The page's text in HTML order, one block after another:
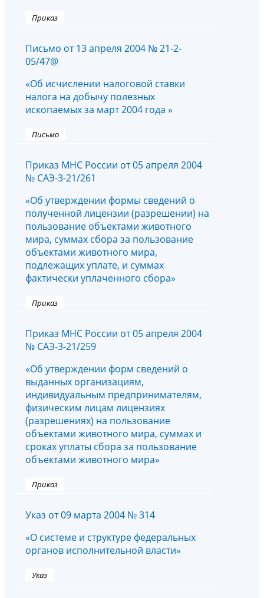
Приказ
Письмо от 13 апреля 2004 № 21-2-
05/47@
«Об исчислении налоговой ставки
налога на добычу полезных
ископаемых за март 2004 года »
Письмо
Приказ МНС России от 05 апреля 2004
№ САЭ-3-21/261
«Об утверждении формы сведений о
полученной лицензии (разрешении) на
пользование объектами животного
мира, суммах сбора за пользование
объектами животного мира,
подлежащих уплате, и суммах
фактически уплаченного сбора»
Приказ
Приказ МНС России от 05 апреля 2004
№ САЭ-3-21/259
«Об утверждении форм сведений о
выданных организациям,
индивидуальным предпринимателям,
физическим лицам лицензиях
(разрешениях) на пользование
объектами животного мира, суммах и
сроках уплаты сбора за пользование
объектами животного мира»
Приказ
Указ от 09 марта 2004 № 314
«О системе и структуре федеральных
органов исполнительной власти»
Указ